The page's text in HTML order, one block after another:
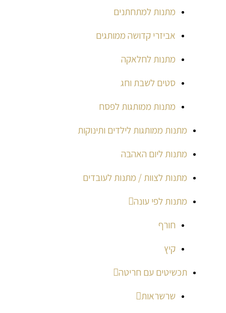
מתנות למתחתנים
אביזרי קדושה ממותגים
מתנות לחלאקה
סטים לשבת וחג
מתנות ממותגות לפסח
מתנות ממותגות לילדים ותינוקות
מתנות ליום האהבה
מתנות לצוות / מתנות לעובדים
מתנות לפי עונה
חורף
קיץ
תכשיטים עם חריטה
שרשראות